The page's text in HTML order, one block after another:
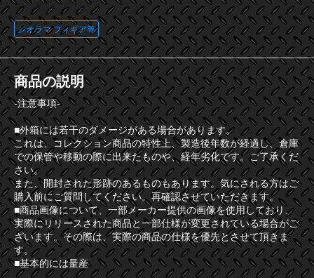
この商品に登録されているタグ
ジオラマ フィギア等
商品の説明
-注意事項-
■外箱には若干のダメージがある場合があります。
これは、コレクション商品の特性上、製造後年数が経過し、倉庫
での保管や移動の際に出来たものや、経年劣化です。ご了承くだ
さい。
また、開封された形跡のあるものもあります。気にされる方はご
購入前にご質問してください。再確認させていただきます。
■商品画像について、一部メーカー提供の画像を使用しており、
実際にリリースされた商品と一部仕様が変更されている場合がご
ざいます。その際は、実際の商品の仕様を優先とさせて頂きま
す。
■基本的には量産